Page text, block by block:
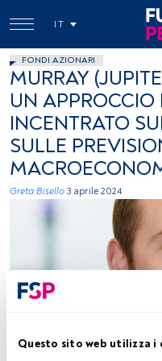
Questo sito web utilizza i
IT
FONDI AZIONARI
MURRAY
UN
INCENTRATO
SULLE
Greta Bisello 3 aprile 2024